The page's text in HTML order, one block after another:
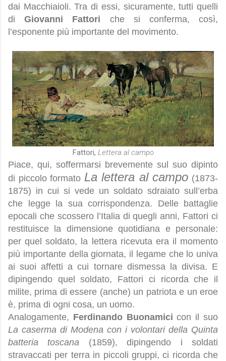
dai Macchiaioli. Tra di essi, sicuramente, tutti quelli
diGiovanni Fattori che si conferma, così,
l’esponente più importante del movimento.
Fattori, Lettera al campo
Piace, qui, soffermarsi brevemente sul suo dipinto
di piccolo formato La lettera al campo (1873-
1875) in cui si vede un soldato sdraiato sull’erba
che legge la sua corrispondenza. Delle battaglie
epocali che scossero l’Italia di quegli anni, Fattori ci
restituisce la dimensione quotidiana e personale:
per quel soldato, la lettera ricevuta era il momento
più importante della giornata, il legame che lo univa
ai suoi affetti a cui tornare dismessa la divisa. E
dipingendo quel soldato, Fattori ci ricorda che il
milite, prima di essere (anche) un patriota e un eroe
è, prima di ogni cosa, un uomo.
Analogamente, Ferdinando Buonamici con il suo
La caserma di Modena con i volontari della Quinta
batteria toscana (1859), dipingendo i soldati
stravaccati per terra in piccoli gruppi, ci ricorda che